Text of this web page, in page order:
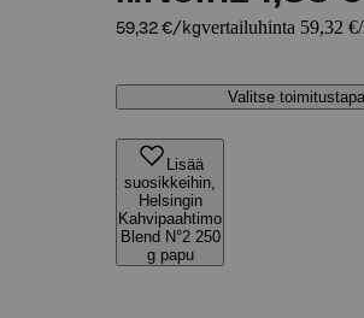
59,32 €/kgvertailuhinta 59,32
Valitse toimitustapa
Lisää
suosikkeihin,
Helsingin
Kahvipaahtimo
Blend N°2 250
g papu